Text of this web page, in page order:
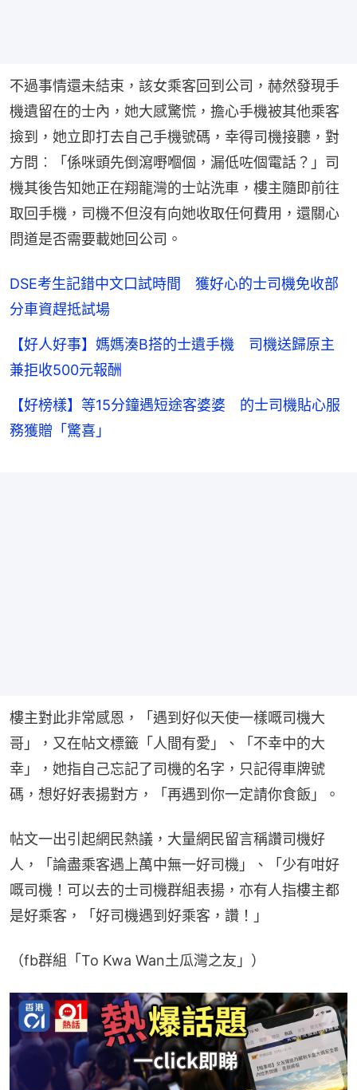
不過事情還未結束，該女乘客回到公司，赫然發現手
機遺留在的士內，她大感驚慌，擔心手機被其他乘客
撿到，她立即打去自己手機號碼，幸得司機接聽，對
方問︰「係咪頭先倒瀉嘢嗰個，漏低咗個電話？」司
機其後告知她正在翔龍灣的士站洗車，樓主隨即前往
取回手機，司機不但沒有向她收取任何費用，還關心
問道是否需要載她回公司。
DSE考生記錯中文口試時間 獲好心的士司機免收部
分車資趕抵試場
【好人好事】媽媽湊B搭的士遺手機 司機送歸原主
兼拒收500元報酬
【好榜樣】等15分鐘遇短途客婆婆 的士司機貼心服
務獲贈「驚喜」
樓主對此非常感恩，「遇到好似天使一樣嘅司機大
哥」，又在帖文標籤「人間有愛」、「不幸中的大
幸」，她指自己忘記了司機的名字，只記得車牌號
碼，想好好表揚對方，「再遇到你一定請你食飯」。
帖文一出引起網民熱議，大量網民留言稱讚司機好
人，「論盡乘客遇上萬中無一好司機」、「少有咁好
嘅司機！可以去的士司機群組表揚，亦有人指樓主都
是好乘客，「好司機遇到好乘客，讚！」
（fb群組「To Kwa Wan土瓜灣之友」）